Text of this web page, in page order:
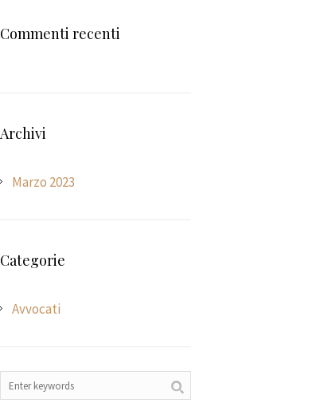
Commenti recenti
Archivi
Marzo 2023
Categorie
Avvocati